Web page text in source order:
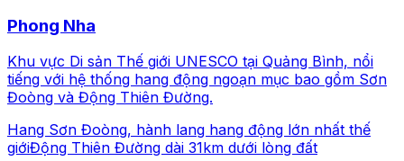
Phong Nha
Khu vực Di sản Thế giới UNESCO tại Quảng Bình, nổi
tiếng với hệ thống hang động ngoạn mục bao gồm Sơn
Đoòng và Động Thiên Đường.
Hang Sơn Đoòng, hành lang hang động lớn nhất thế
giớiĐộng Thiên Đường dài 31km dưới lòng đất